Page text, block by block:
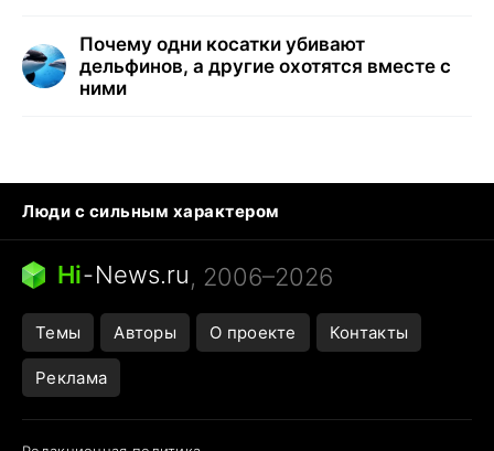
Почему одни косатки убивают
дельфинов, а другие охотятся вместе с
ними
Люди с сильным характером
Кошка писает на кровать
Тунцы в океанариуме
Ядовитые пауки России
Города в ядерной войне
Hi-News.ru, 2006–2026
Темы Авторы О проекте Контакты
Реклама